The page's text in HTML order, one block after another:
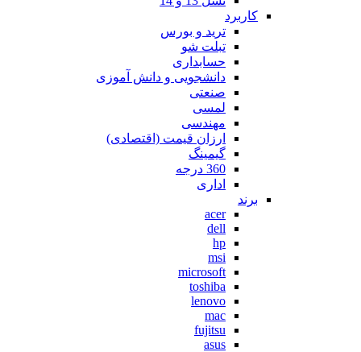
کاربرد
ترید و بورس
تبلت شو
حسابداری
دانشجویی و دانش آموزی
صنعتی
لمسی
مهندسی
ارزان قیمت (اقتصادی)
گیمینگ
360 درجه
اداری
برند
acer
dell
hp
msi
microsoft
toshiba
lenovo
mac
fujitsu
asus